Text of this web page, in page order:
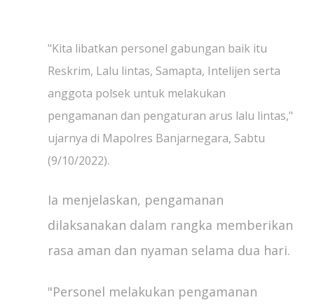
"Kita libatkan personel gabungan baik itu
Reskrim, Lalu lintas, Samapta, Intelijen serta
anggota polsek untuk melakukan
pengamanan dan pengaturan arus lalu lintas,"
ujarnya di Mapolres Banjarnegara, Sabtu
(9/10/2022).
Ia menjelaskan, pengamanan
dilaksanakan dalam rangka memberikan
rasa aman dan nyaman selama dua hari.
"Personel melakukan pengamanan